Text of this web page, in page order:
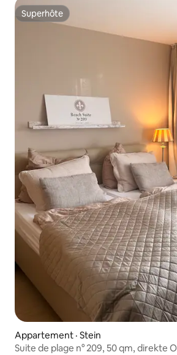
Superhôte
Superhôte
Appartement · Stein
Suite de plage n° 209, 50 qm, direkte